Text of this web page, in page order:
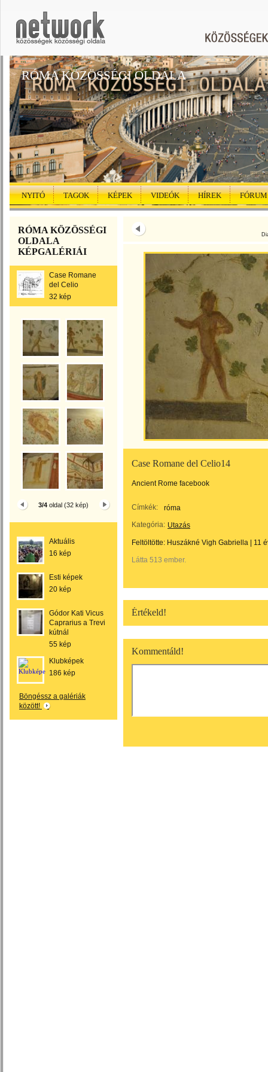
RÓMA KÖZÖSSÉGI OLDALA
NYITÓ TAGOK KÉPEK VIDEÓK HÍREK FÓRUM
RÓMA KÖZÖSSÉGI
OLDALA
KÉPGALÉRIÁI
Case Romane
del Celio
32 kép
3/4 oldal (32 kép)
Aktuális
16 kép
Esti képek
20 kép
Gódor Kati Vicus
Caprarius a Trevi
kútnál
55 kép
Klubképek
186 kép
Böngéssz a galériák
között!
Case Romane del Celio14
Ancient Rome facebook
Címkék:
róma
Kategória: Utazás
Feltöltötte: Huszákné Vigh Gabriella 11
Látta 513 ember.
Értékeld!
Kommentáld!